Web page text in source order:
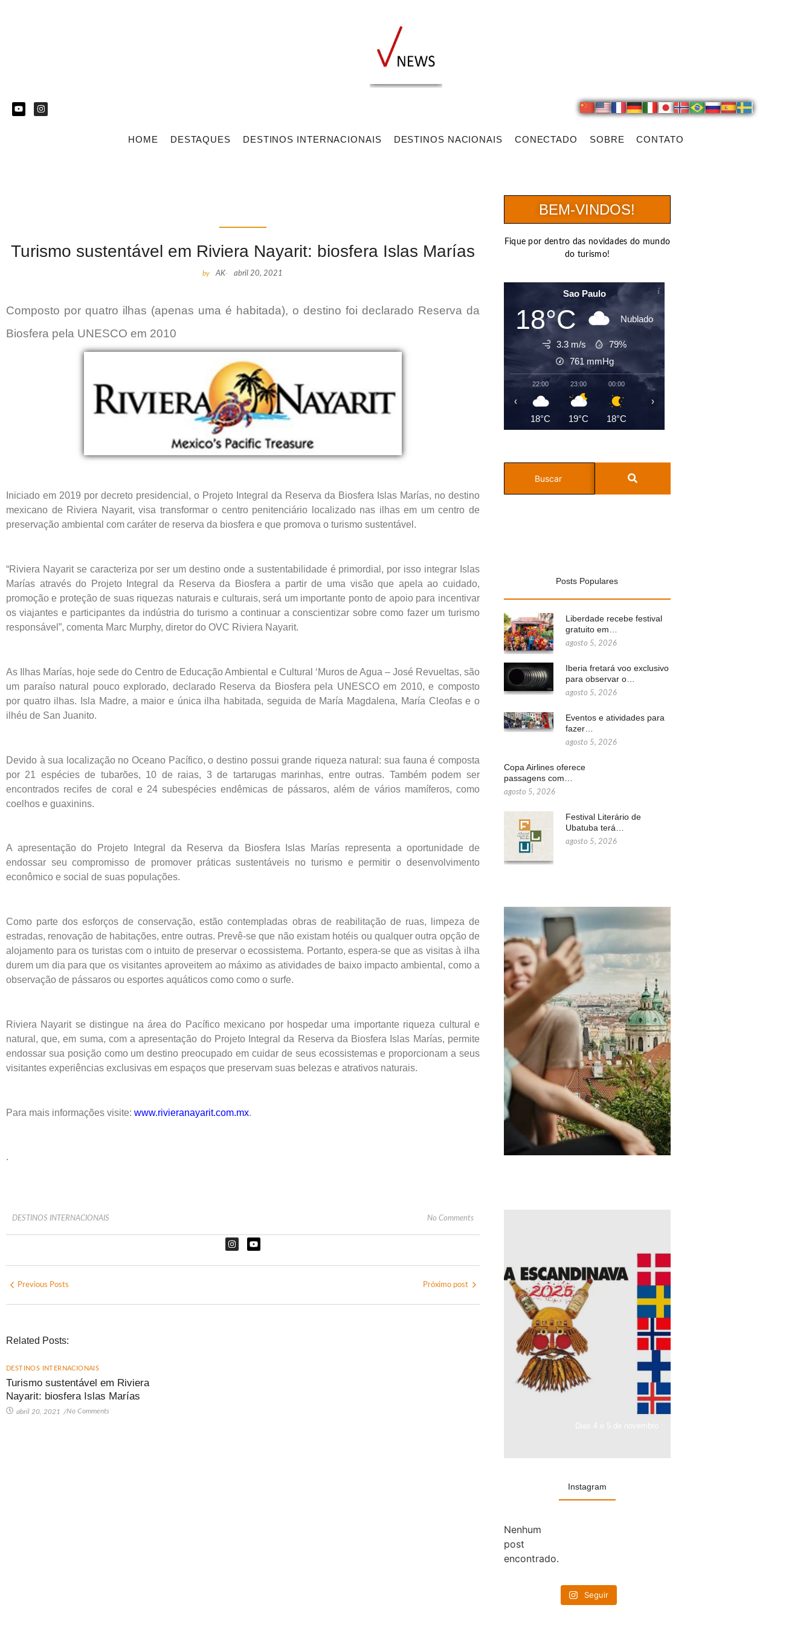
HOME DESTAQUES DESTINOS INTERNACIONAIS DESTINOS NACIONAIS CONECTADO SOBRE CONTATO
Turismo sustentável em Riviera Nayarit: biosfera Islas Marías
by AK- abril 20, 2021
Composto por quatro ilhas (apenas uma é habitada), o destino foi declarado Reserva da
Biosfera pela UNESCO em 2010
Iniciado em 2019 por decreto presidencial, o Projeto Integral da Reserva da Biosfera Islas Marías, no destino
mexicano de Riviera Nayarit, visa transformar o centro penitenciário localizado nas ilhas em um centro de
preservação ambiental com caráter de reserva da biosfera e que promova o turismo sustentável.
“Riviera Nayarit se caracteriza por ser um destino onde a sustentabilidade é primordial, por isso integrar Islas
Marías através do Projeto Integral da Reserva da Biosfera a partir de uma visão que apela ao cuidado,
promoção e proteção de suas riquezas naturais e culturais, será um importante ponto de apoio para incentivar
os viajantes e participantes da indústria do turismo a continuar a conscientizar sobre como fazer um turismo
responsável”, comenta Marc Murphy, diretor do OVC Riviera Nayarit.
As Ilhas Marías, hoje sede do Centro de Educação Ambiental e Cultural ‘Muros de Agua – José Revueltas, são
um paraíso natural pouco explorado, declarado Reserva da Biosfera pela UNESCO em 2010, e composto
por quatro ilhas. Isla Madre, a maior e única ilha habitada, seguida de María Magdalena, María Cleofas e o
ilhéu de San Juanito.
Devido à sua localização no Oceano Pacífico, o destino possui grande riqueza natural: sua fauna é composta
por 21 espécies de tubarões, 10 de raias, 3 de tartarugas marinhas, entre outras. Também podem ser
encontrados recifes de coral e 24 subespécies endêmicas de pássaros, além de vários mamíferos, como
coelhos e guaxinins.
A apresentação do Projeto Integral da Reserva da Biosfera Islas Marías representa a oportunidade de
endossar seu compromisso de promover práticas sustentáveis no turismo e permitir o desenvolvimento
econômico e social de suas populações.
Como parte dos esforços de conservação, estão contempladas obras de reabilitação de ruas, limpeza de
estradas, renovação de habitações, entre outras. Prevê-se que não existam hotéis ou qualquer outra opção de
alojamento para os turistas com o intuito de preservar o ecossistema. Portanto, espera-se que as visitas à ilha
durem um dia para que os visitantes aproveitem ao máximo as atividades de baixo impacto ambiental, como a
observação de pássaros ou esportes aquáticos como como o surfe.
Riviera Nayarit se distingue na área do Pacífico mexicano por hospedar uma importante riqueza cultural e
natural, que, em suma, com a apresentação do Projeto Integral da Reserva da Biosfera Islas Marías, permite
endossar sua posição como um destino preocupado em cuidar de seus ecossistemas e proporcionam a seus
visitantes experiências exclusivas em espaços que preservam suas belezas e atrativos naturais.
Para mais informações visite: www.rivieranayarit.com.mx.
.
DESTINOS INTERNACIONAIS No Comments
Previous Posts Próximo post
Related Posts:
DESTINOS INTERNACIONAIS
Turismo sustentável em Riviera
Nayarit: biosfera Islas Marías
abril 20, 2021 /No Comments
BEM-VINDOS!
Fique por dentro das novidades do mundo
do turismo!
Sao Paulo
18°C Nublado
3.3 m/s
79%
761 mmHg
22:00
18°C
23:00
19°C
00:00
18°C
01:00
‹ ›
Posts Populares
Liberdade recebe festival
gratuito em…
agosto 5, 2026
Iberia fretará voo exclusivo
para observar o…
agosto 5, 2026
Eventos e atividades para
fazer…
agosto 5, 2026
Copa Airlines oferece
passagens com…
agosto 5, 2026
Festival Literário de
Ubatuba terá…
agosto 5, 2026
Instagram
Nenhum
post
encontrado.
Seguir